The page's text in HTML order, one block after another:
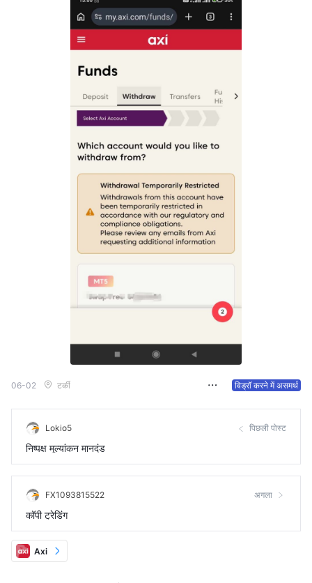
06-02 टर्की विड्रॉ करने में असमर्थ
Lokio5 पिछली पोस्ट
निष्पक्ष मूल्यांकन मानदंड
FX1093815522 अगला
कॉपी ट्रेडिंग
Axi